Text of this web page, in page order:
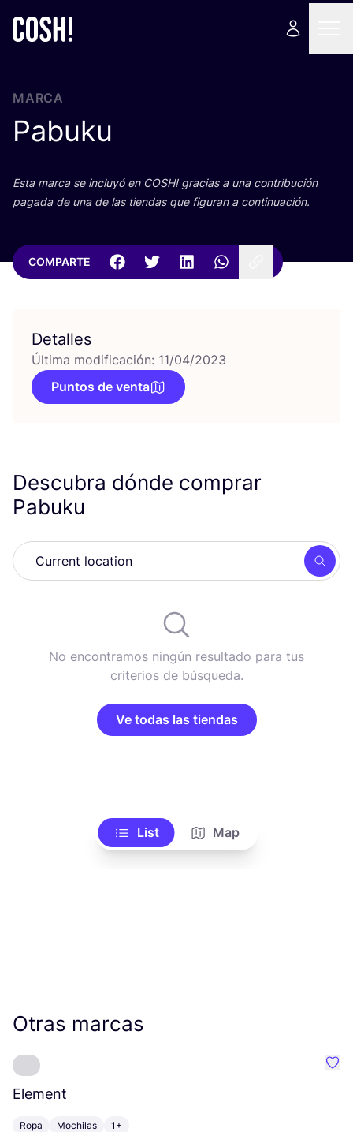
MARCA
Pabuku
Esta mar­ca se inclu­yó en COSH! gra­cias a una con­tri­bu­ción
paga­da de una de las tien­das que figu­ran a continuación.
COMPARTE
Detalles
Última modificación: 11/04/2023
Puntos de venta
Descubra dónde comprar
Pabuku
No encontramos ningún resultado para tus
criterios de búsqueda.
Ve todas las tiendas
List Map
Otras marcas
Element
Ropa Mochilas 1+